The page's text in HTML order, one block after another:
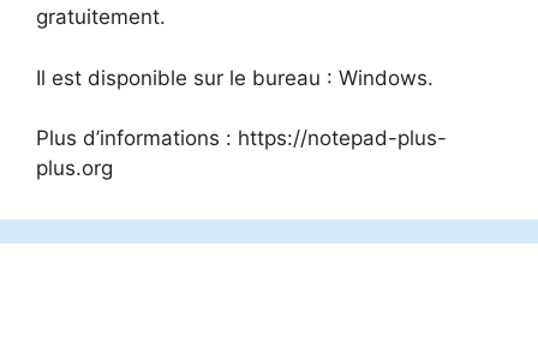
gratuitement.
Il est disponible sur le bureau : Windows.
Plus d’informations : https://notepad-plus-
plus.org